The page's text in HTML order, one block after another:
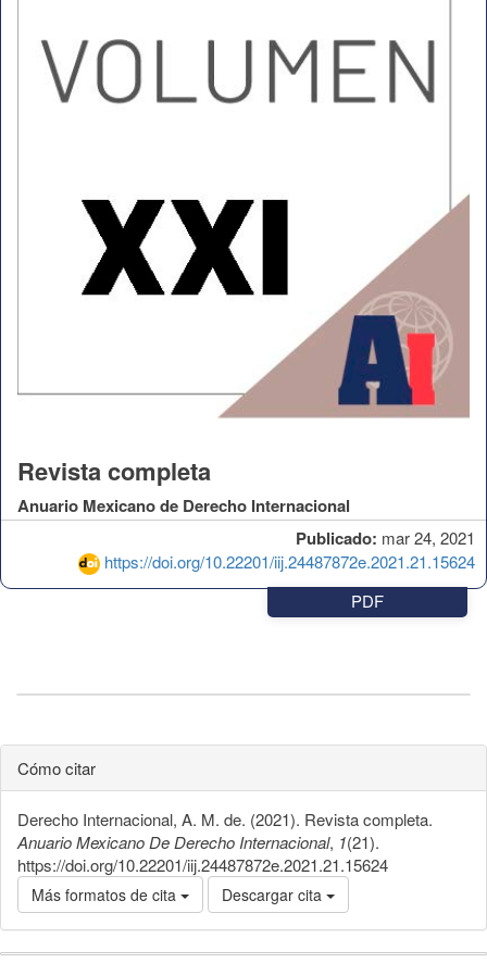
Publicado: mar 24, 2021
https://doi.org/10.22201/iij.24487872e.2021.21.15624
Revista completa
Anuario Mexicano de Derecho Internacional
PDF
Cómo citar
Derecho Internacional, A. M. de. (2021). Revista completa.
Anuario Mexicano De Derecho Internacional, 1(21).
https://doi.org/10.22201/iij.24487872e.2021.21.15624
Más formatos de cita Descargar cita